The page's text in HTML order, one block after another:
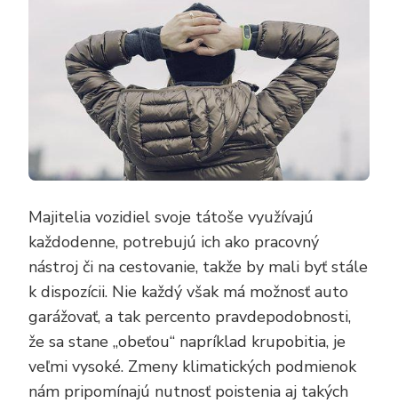
Majitelia vozidiel svoje tátoše využívajú
každodenne, potrebujú ich ako pracovný
nástroj či na cestovanie, takže by mali byť stále
k dispozícii. Nie každý však má možnosť auto
garážovať, a tak percento pravdepodobnosti,
že sa stane „obeťou“ napríklad krupobitia, je
veľmi vysoké. Zmeny klimatických podmienok
nám pripomínajú nutnosť poistenia aj takých